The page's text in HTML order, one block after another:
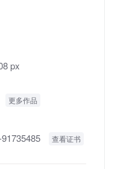
px
更多作品
查看证书